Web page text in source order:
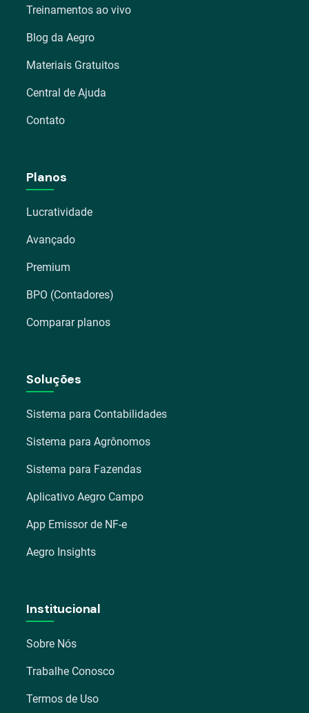
Treinamentos ao vivo
Blog da Aegro
Materiais Gratuitos
Central de Ajuda
Contato
Planos
Lucratividade
Avançado
Premium
BPO (Contadores)
Comparar planos
Soluções
Sistema para Contabilidades
Sistema para Agrônomos
Sistema para Fazendas
Aplicativo Aegro Campo
App Emissor de NF-e
Aegro Insights
Institucional
Sobre Nós
Trabalhe Conosco
Termos de Uso